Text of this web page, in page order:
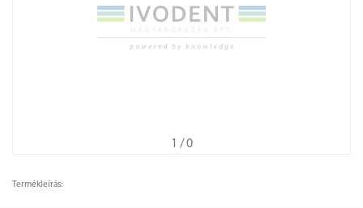
1 / 0
Termékleírás: